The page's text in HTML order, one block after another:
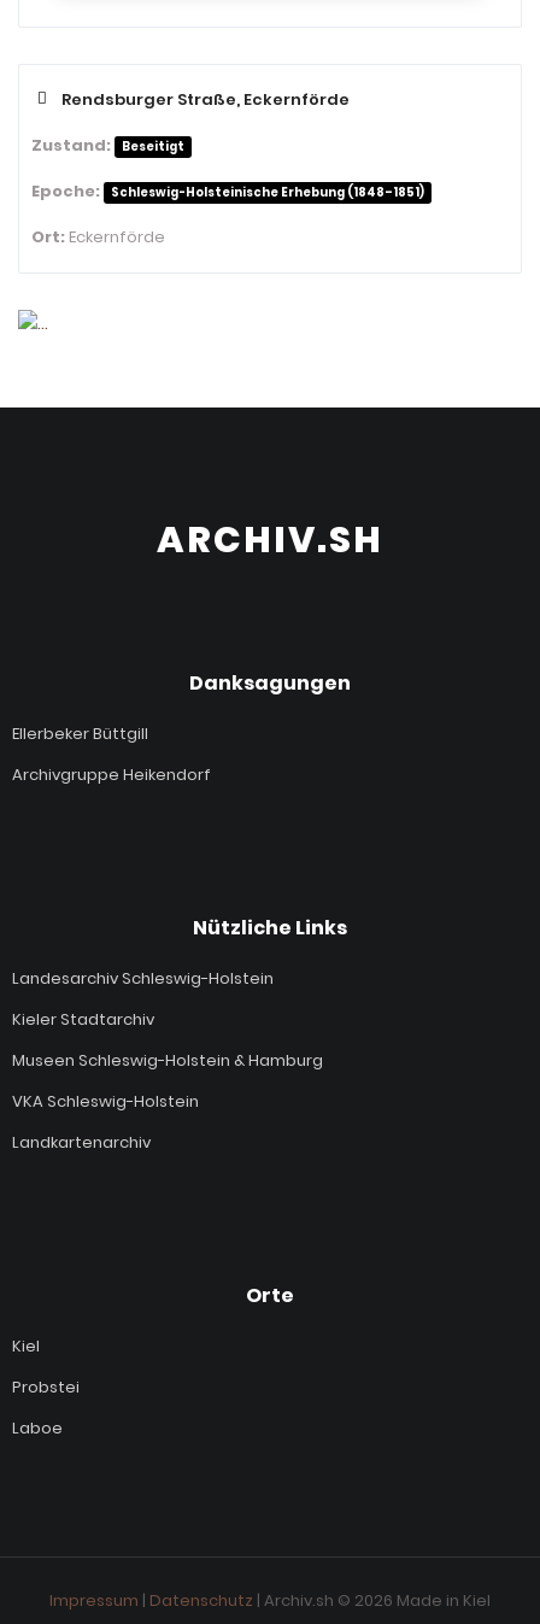
Rendsburger Straße, Eckernförde
Zustand:
Beseitigt
Epoche: Schleswig-Holsteinische Erhebung (1848–1851)
Ort: Eckernförde
ARCHIV.SH
Danksagungen
Ellerbeker Büttgill
Archivgruppe Heikendorf
Nützliche Links
Landesarchiv Schleswig-Holstein
Kieler Stadtarchiv
Museen Schleswig-Holstein & Hamburg
VKA Schleswig-Holstein
Landkartenarchiv
Orte
Kiel
Probstei
Laboe
Impressum | Datenschutz | Archiv.sh © 2026 Made in Kiel